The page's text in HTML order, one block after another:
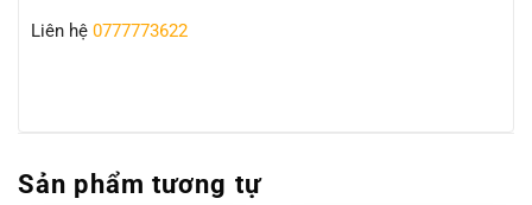
Liên hệ 0777773622
Sản phẩm tương tự